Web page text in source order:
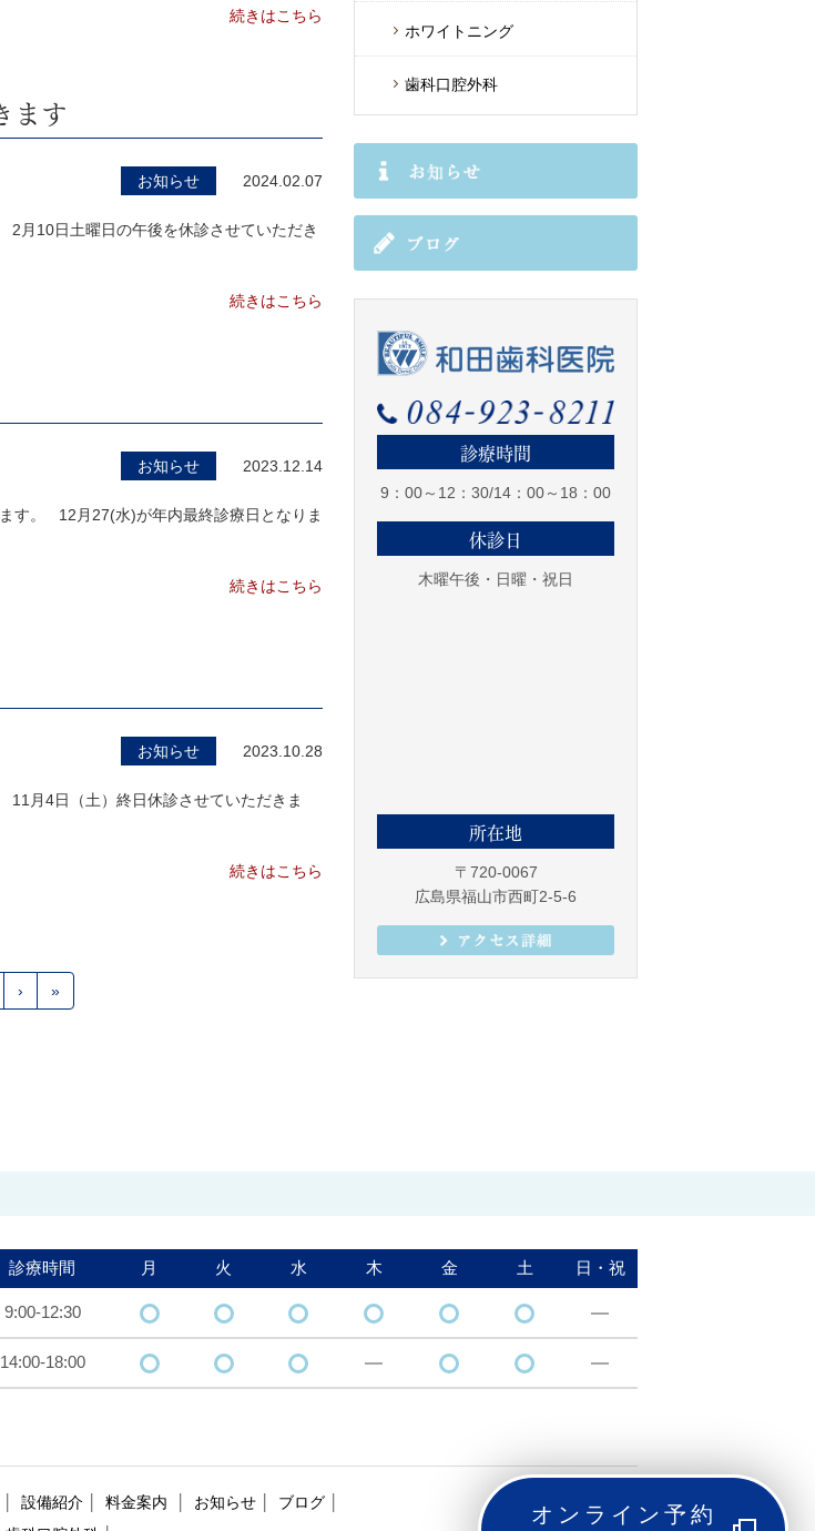
続きはこちら
ます
お知らせ 2024.02.07
月10日土曜日の午後を休診させていただき
続きはこちら
お知らせ 2023.12.14
す。 12月27(水)が年内最終診療日となりま
続きはこちら
お知らせ 2023.10.28
月4日（土）終日休診させていただきま
続きはこちら
› »
ホワイトニング
歯科口腔外科
診療時間
9：00～12：30/14：00～18：00
休診日
木曜午後・日曜・祝日
所在地
〒720-0067
広島県福山市西町2-5-6
診療時間 月 火 水 木 金 土 日・祝
9:00-12:30
14:00-18:00
設備紹介 料金案内 お知らせ
ブログ